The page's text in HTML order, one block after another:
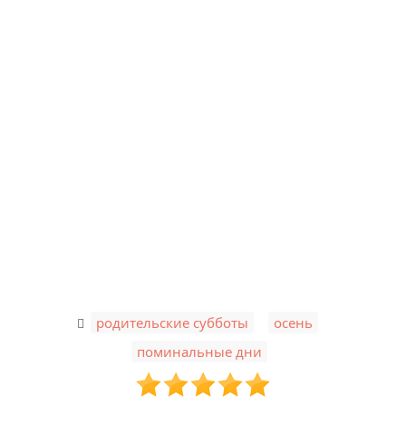
родительские субботы осень
поминальные дни